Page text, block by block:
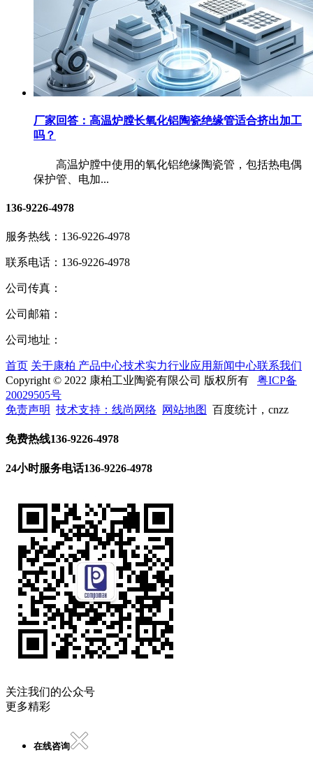
厂家回答：高温炉膛长氧化铝陶瓷绝缘管适合挤出加工
吗？
高温炉膛中使用的氧化铝绝缘陶瓷管，包括热电偶
保护管、电加...
136-9226-4978
服务热线： 136-9226-4978
联系电话： 136-9226-4978
公司传真：
公司邮箱：
公司地址：
首页 关于康柏 产品中心技术实力行业应用 新闻中心联系我们
Copyright © 2022 康柏工业陶瓷有限公司 版权所有 粤ICP备
20029505号
免责声明 技术支持：线尚网络 网站地图 百度统计，cnzz
免费热线136-9226-4978
24小时服务电话136-9226-4978
关注我们的公众号
更多精彩
在线咨询